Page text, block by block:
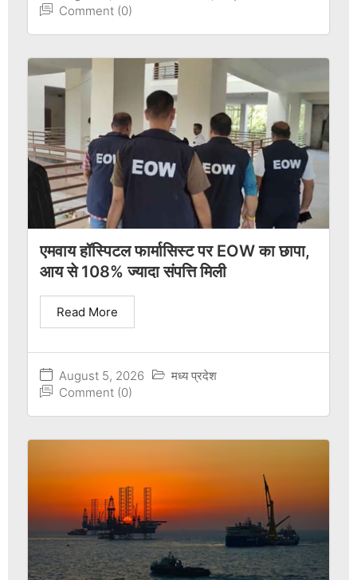
Comment (0)
एमवाय हॉस्पिटल फार्मासिस्ट पर EOW का छापा,
आय से 108% ज्यादा संपत्ति मिली
August 5, 2026
मध्य प्रदेश
Comment (0)
Read More